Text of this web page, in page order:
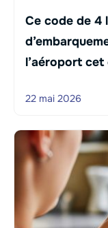
Ce code de 4
l’aéroport cet
22 mai 2026